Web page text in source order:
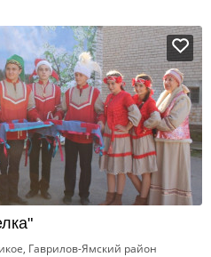
Гаврилов-Ямский район